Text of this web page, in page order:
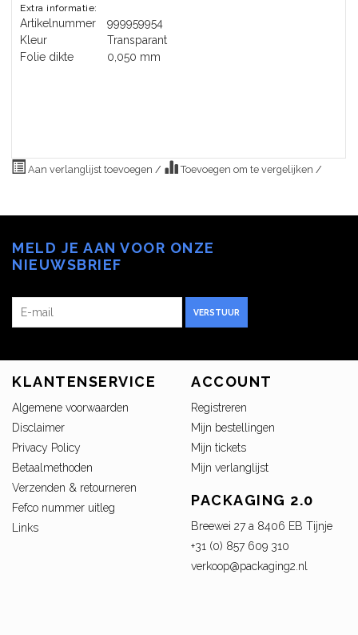
Extra informatie:
Artikelnummer
999959954
Kleur
Transparant
Folie dikte
0,050 mm
Aan verlanglijst toevoegen / Toevoegen om te vergelijken /
MELD JE AAN VOOR ONZE
NIEUWSBRIEF
VERSTUUR
KLANTENSERVICE
Algemene voorwaarden
Disclaimer
Privacy Policy
Betaalmethoden
Verzenden & retourneren
Fefco nummer uitleg
Links
ACCOUNT
Registreren
Mijn bestellingen
Mijn tickets
Mijn verlanglijst
PACKAGING 2.0
Breewei 27 a 8406 EB Tijnje
+31 (0) 857 609 310
verkoop@packaging2.nl